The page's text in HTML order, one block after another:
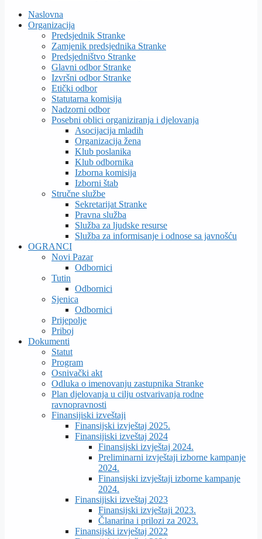
Naslovna
Organizacija
Predsjednik Stranke
Zamjenik predsjednika Stranke
Predsjedništvo Stranke
Glavni odbor Stranke
Izvršni odbor Stranke
Etički odbor
Statutarna komisija
Nadzorni odbor
Posebni oblici organiziranja i djelovanja
Asocijacija mladih
Organizacija žena
Klub poslanika
Klub odbornika
Izborna komisija
Izborni štab
Stručne službe
Sekretarijat Stranke
Pravna služba
Služba za ljudske resurse
Služba za informisanje i odnose sa javnošću
OGRANCI
Novi Pazar
Odbornici
Tutin
Odbornici
Sjenica
Odbornici
Prijepolje
Priboj
Dokumenti
Statut
Program
Osnivački akt
Odluka o imenovanju zastupnika Stranke
Plan djelovanja u cilju ostvarivanja rodne
ravnopravnosti
Finansijiski izveštaji
Finansijski izvještaj 2025.
Finansijiski izveštaj 2024
Finansijski izvještaj 2024.
Preliminarni izvještaji izborne kampanje
2024.
Finansijski izvještaji izborne kampanje
2024.
Finansijiski izveštaj 2023
Finansijski izvještaji 2023.
Članarina i prilozi za 2023.
Finansijski izvještaj 2022